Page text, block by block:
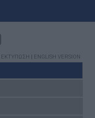
ΕΚΤΥΠΩΣΗ | ENGLISH VERSION